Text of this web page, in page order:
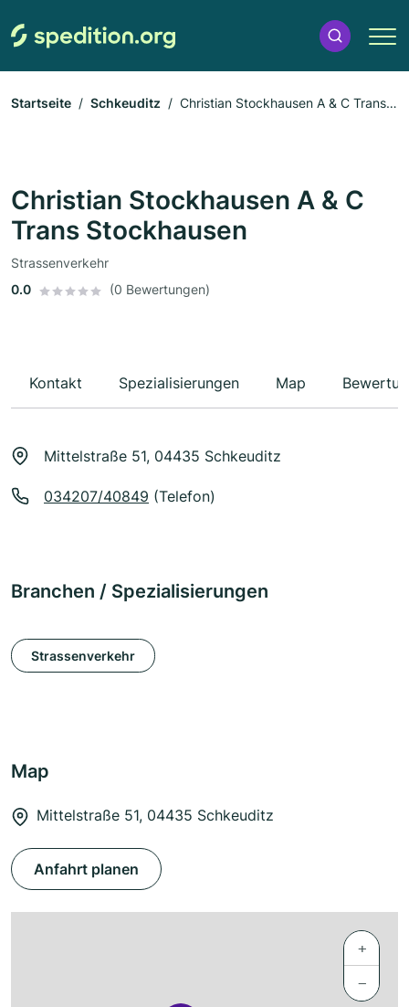
Startseite Schkeuditz
Christian Stockhausen A & C Trans
Christian Stockhausen A & C
Trans Stockhausen
Strassenverkehr
0.0
(0 Bewertungen)
Kontakt Spezialisierungen Map
Mittelstraße 51, 04435 Schkeuditz
034207/40849 (Telefon)
Branchen / Spezialisierungen
Strassenverkehr
Map
Mittelstraße 51, 04435 Schkeuditz
Anfahrt planen
+
−